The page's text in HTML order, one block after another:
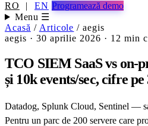
RO | EN Programează demo
Menu ☰
Acasă / Articole / aegis
aegis · 30 aprilie 2026 · 12 min
TCO SIEM SaaS vs on-
și 10k events/sec, cifre pe
Datadog, Splunk Cloud, Sentinel —
Pentru un parc de 200 servere care